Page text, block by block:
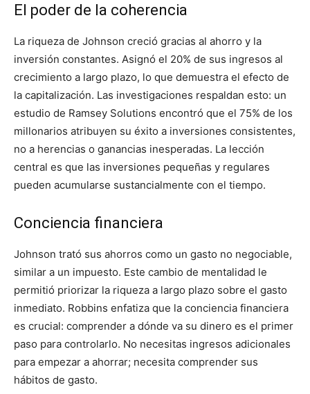
El poder de la coherencia
La riqueza de Johnson creció gracias al ahorro y la
inversión constantes. Asignó el 20% de sus ingresos al
crecimiento a largo plazo, lo que demuestra el efecto de
la capitalización. Las investigaciones respaldan esto: un
estudio de Ramsey Solutions encontró que el 75% de los
millonarios atribuyen su éxito a inversiones consistentes,
no a herencias o ganancias inesperadas. La lección
central es que las inversiones pequeñas y regulares
pueden acumularse sustancialmente con el tiempo.
Conciencia financiera
Johnson trató sus ahorros como un gasto no negociable,
similar a un impuesto. Este cambio de mentalidad le
permitió priorizar la riqueza a largo plazo sobre el gasto
inmediato. Robbins enfatiza que la conciencia financiera
es crucial: comprender a dónde va su dinero es el primer
paso para controlarlo. No necesitas ingresos adicionales
para empezar a ahorrar; necesita comprender sus
hábitos de gasto.